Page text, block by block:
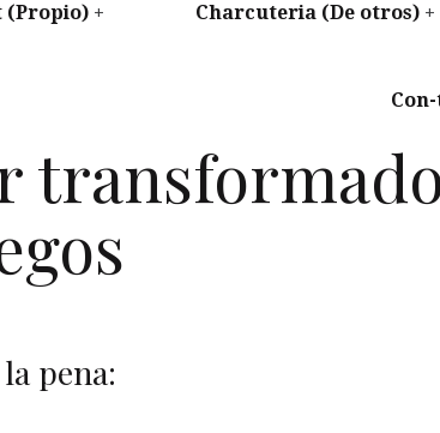
(Propio) Charcuteria (De otros)
pena: